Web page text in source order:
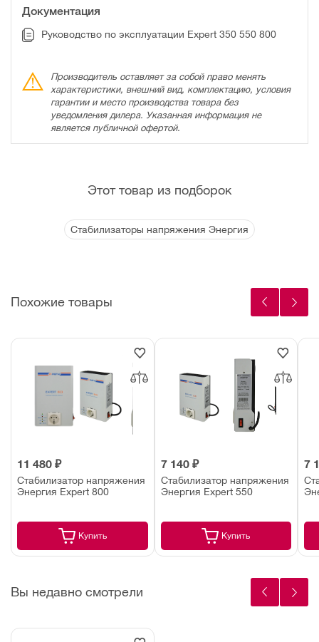
Документация
Руководство по эксплуатации Expert 350 550 800
Производитель оставляет за собой право менять
характеристики, внешний вид, комплектацию, условия
гарантии и место производства товара без
уведомления дилера. Указанная информация не
является публичной офертой.
Этот товар из подборок
Стабилизаторы напряжения Энергия
Похожие товары
11 480 ₽
Стабилизатор напряжения
Энергия Expert 800
Купить
7 140 ₽
Стабилизатор напряжения
Энергия Expert 550
Купить
7
Вы недавно смотрели